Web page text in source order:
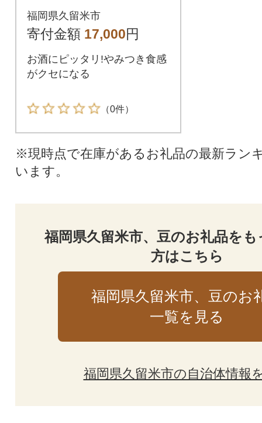
0g)
福岡県久留米市
寄付金額 17,000円
お酒にピッタリ!やみつき食感
がクセになる
（0件）
※現時点で在庫があるお礼品の最新ラン
います。
福岡県久留米市、豆のお礼品を
方はこちら
福岡県久留米市、豆のお
一覧を見る
福岡県久留米市の自治体情報